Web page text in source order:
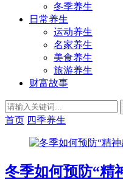
冬季养生
日常养生
运动养生
名家养生
美食养生
旅游养生
财富故事
首页 四季养生
冬季如何预防“精